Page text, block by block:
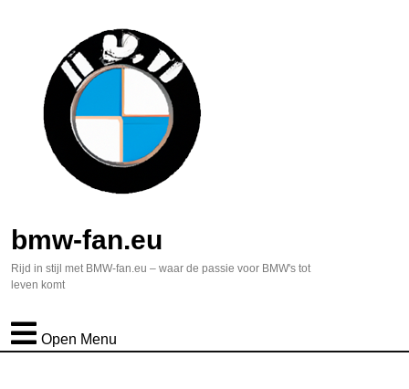
bmw-fan.eu
Rijd in stijl met BMW-fan.eu – waar de passie voor BMW's tot
leven komt
Open Menu